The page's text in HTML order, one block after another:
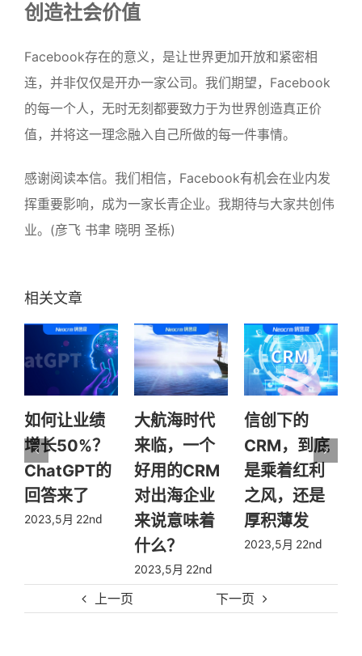
上一页 下一页
创造社会价值
Facebook存在的意义，是让世界更加开放和紧密相
连，并非仅仅是开办一家公司。我们期望，Facebook
的每一个人，无时无刻都要致力于为世界创造真正价
值，并将这一理念融入自己所做的每一件事情。
感谢阅读本信。我们相信，Facebook有机会在业内发
挥重要影响，成为一家长青企业。我期待与大家共创伟
业。(彦飞 书聿 晓明 圣栎)
大航海时代
来临，一个
好用的CRM
对出海企业
来说意味着
信创下的
CRM，到底
是乘着红利
之风，还是
厚积薄发
2023,5月 22nd
医疗行业优
等生示范：
用CRM让人
效“狂飙”
2023,3月 30th